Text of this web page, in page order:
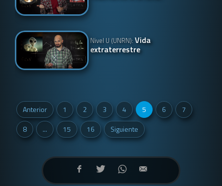
Nivel U (UNRN):Vida
extraterrestre
Anterior 1 2 3 4 5 6
7
8
... 15 16 Siguiente